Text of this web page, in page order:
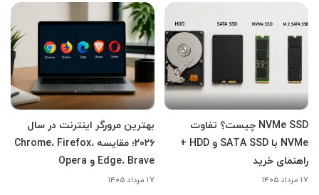
NVMe SSD چیست؟ تفاوت
NVMe با SATA SSD و HDD +
راهنمای خرید
۱۷ مرداد ۱۴۰۵
بهترین مرورگر اینترنت در سال
۲۰۲۶؛ مقایسه Chrome، Firefox،
Edge، Brave و Opera
۱۷ مرداد ۱۴۰۵